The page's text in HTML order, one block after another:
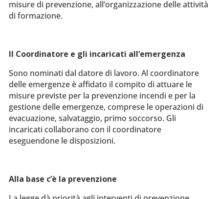
misure di prevenzione, all’organizzazione delle attività
di formazione.
Il Coordinatore e gli incaricati all’emergenza
Sono nominati dal datore di lavoro. Al coordinatore
delle emergenze è affidato il compito di attuare le
misure previste per la prevenzione incendi e per la
gestione delle emergenze, comprese le operazioni di
evacuazione, salvataggio, primo soccorso. Gli
incaricati collaborano con il coordinatore
eseguendone le disposizioni.
Alla base c’è la prevenzione